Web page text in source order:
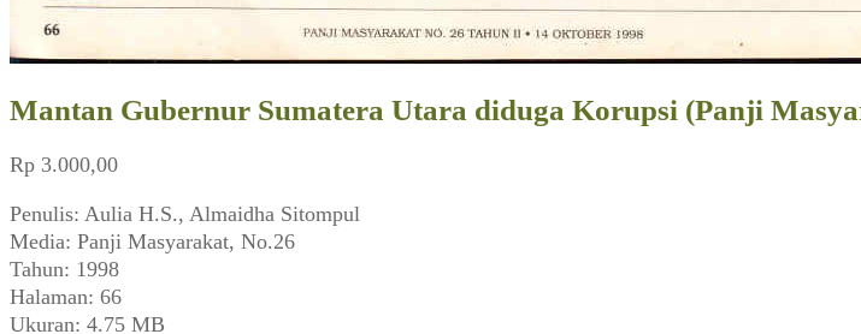
Mantan Gubernur Sumatera Utara diduga Korupsi (Panji
Rp 3.000,00
Penulis: Aulia H.S., Almaidha Sitompul
Media: Panji Masyarakat, No.26
Tahun: 1998
Halaman: 66
Ukuran: 4.75 MB